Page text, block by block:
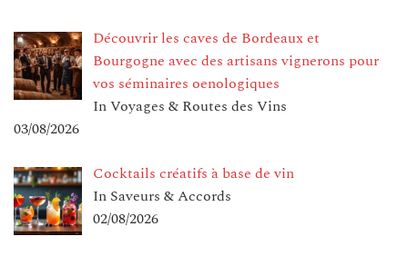
Découvrir les caves de Bordeaux et
Bourgogne avec des artisans vignerons pour
vos séminaires oenologiques
In Voyages & Routes des Vins
03/08/2026
Cocktails créatifs à base de vin
In Saveurs & Accords
02/08/2026